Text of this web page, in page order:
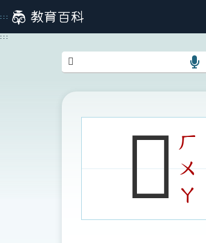
到
主
:::
:::
語
搜
圖
示
𡁑ㄏ
ㄨ
ㄚ